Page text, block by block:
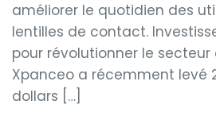
améliorer le quotidien des
lentilles de contact.
pour révolutionner le secteur
Xpanceo a récemment levé
dollars […]